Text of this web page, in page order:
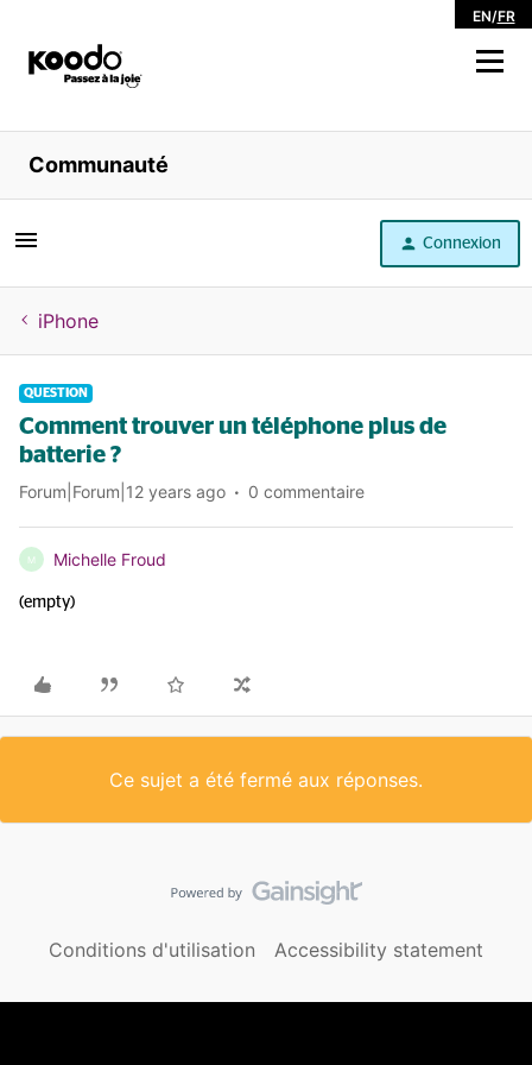
EN/FR
Magasiner
Libre service
Aide
Communauté
Connexion
iPhone
QUESTION
Comment trouver un téléphone plus de
batterie ?
Forum|Forum|12 years ago 0 commentaire
M Michelle Froud
(empty)
Ce sujet a été fermé aux réponses.
Conditions d'utilisation Accessibility statement